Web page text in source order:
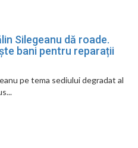
Silegeanu dă roade.
bani pentru reparații
pe tema sediului degradat al